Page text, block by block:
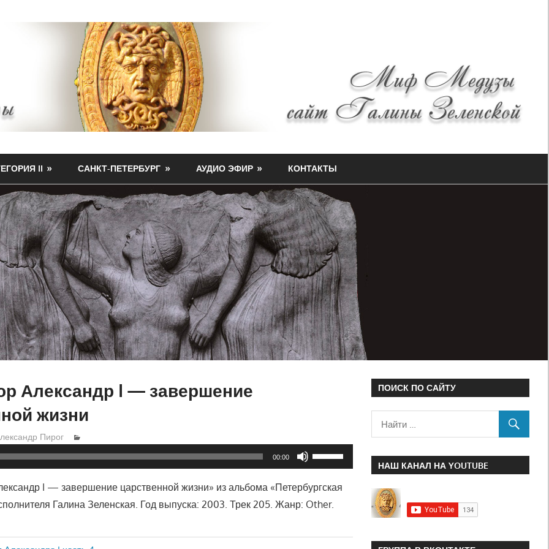
II САНКТ-ПЕТЕРБУРГ АУДИО ЭФИР КОНТАКТЫ
Александр I — завершение
жизни
Пирог
00:00
Используйте
клавиши
вверх/
вниз,
увеличить
I — завершение царственной жизни» из альбома «Петербургская
Галина Зеленская. Год выпуска: 2003. Трек 205. Жанр: Other.
ПОИСК ПО САЙТУ
НАШ КАНАЛ НА YOUTUBE